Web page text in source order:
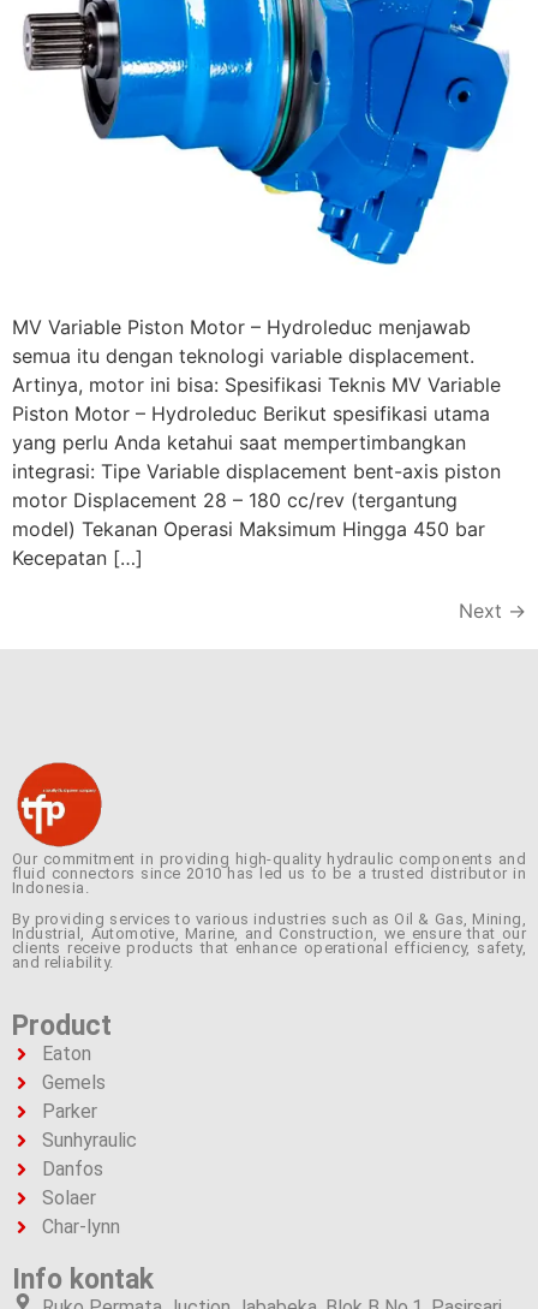
MV Variable Piston Motor – Hydroleduc menjawab
semua itu dengan teknologi variable displacement.
Artinya, motor ini bisa: Spesifikasi Teknis MV Variable
Piston Motor – Hydroleduc Berikut spesifikasi utama
yang perlu Anda ketahui saat mempertimbangkan
integrasi: Tipe Variable displacement bent-axis piston
motor Displacement 28 – 180 cc/rev (tergantung
model) Tekanan Operasi Maksimum Hingga 450 bar
Kecepatan […]
Next →
Our commitment in providing high-quality hydraulic components and
fluid connectors since 2010 has led us to be a trusted distributor in
Indonesia.
By providing services to various industries such as Oil & Gas, Mining,
Industrial, Automotive, Marine, and Construction, we ensure that our
clients receive products that enhance operational efficiency, safety,
and reliability.
Product
Eaton
Gemels
Parker
Sunhyraulic
Danfos
Solaer
Char-lynn
Info kontak